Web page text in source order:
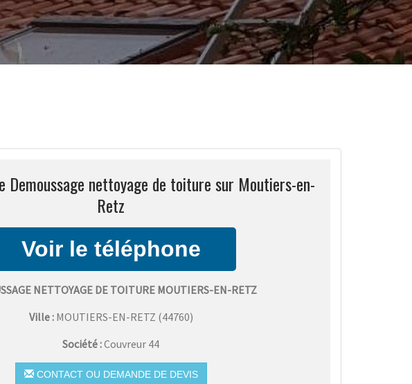
Demoussage nettoyage de toiture sur Moutiers-en-
Retz
NETTOYAGE DE TOITURE MOUTIERS-EN-RETZ
Ville : MOUTIERS-EN-RETZ (44760)
Société :Couvreur 44
CONTACT OU DEMANDE DE DEVIS